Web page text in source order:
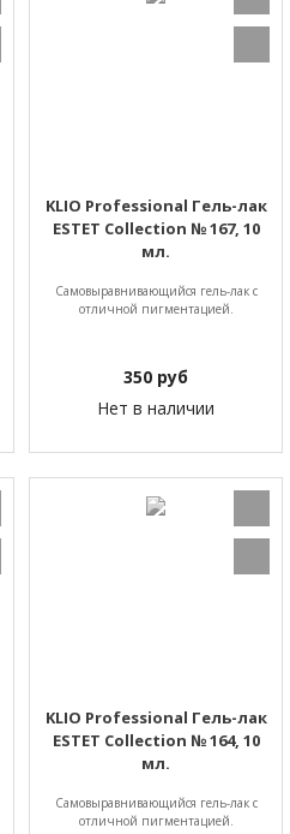
KLIO Professional Гель-лак
ESTET Collection № 167, 10
мл.
Самовыравнивающийся гель-лак с
отличной пигментацией.
350 руб
Нет в наличии
KLIO Professional Гель-лак
ESTET Collection № 164, 10
мл.
Самовыравнивающийся гель-лак с
отличной пигментацией.